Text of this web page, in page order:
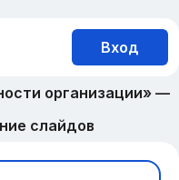
Вход
организации» —
слайдов